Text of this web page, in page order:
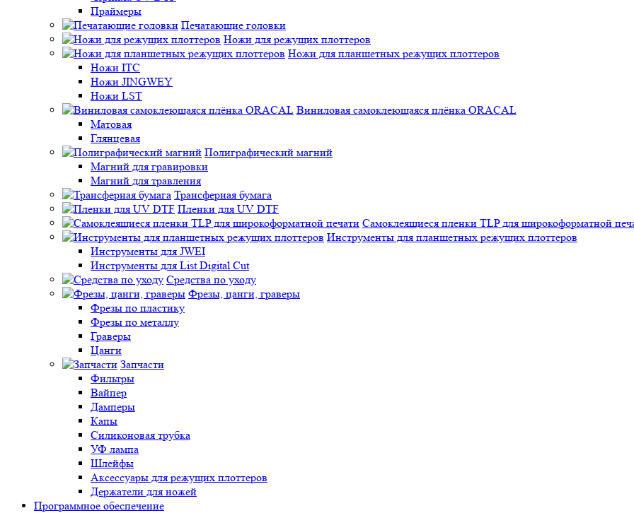
Праймеры
Печатающие головки
Ножи для режущих плоттеров
Ножи для планшетных режущих плоттеров
Ножи ITC
Ножи JINGWEY
Ножи LST
Виниловая самоклеющаяся плёнка ORACAL
Матовая
Глянцевая
Полиграфический магний
Магний для гравировки
Магний для травления
Трансферная бумага
Пленки для UV DTF
Самоклеящиеся пленки TLP для широкоформатной
Инструменты для планшетных режущих плоттеров
Инструменты для JWEI
Инструменты для List Digital Cut
Средства по уходу
Фрезы, цанги, граверы
Фрезы по пластику
Фрезы по металлу
Граверы
Цанги
Запчасти
Фильтры
Вайпер
Дамперы
Капы
Силиконовая трубка
УФ лампа
Шлейфы
Аксессуары для режущих плоттеров
Держатели для ножей
Программное обеспечение